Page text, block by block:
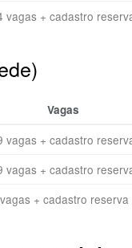
vagas + cadastro
Vagas
vagas + cadastro
vagas + cadastro
+ cadastro reserva